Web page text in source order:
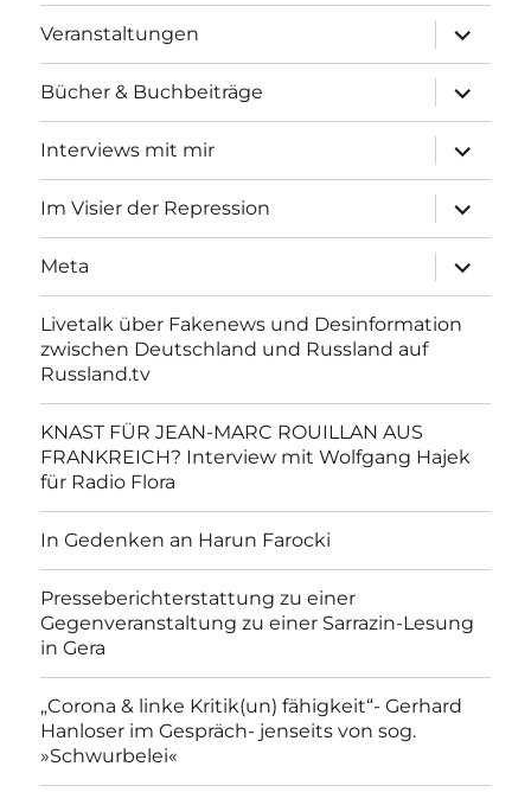
Veranstaltungen
anzeigen
Bücher & Buchbeiträge
anzeigen
Interviews mit mir
anzeigen
Im Visier der Repression
anzeigen
Meta
anzeigen
Livetalk über Fakenews und Desinformation
zwischen Deutschland und Russland auf
Russland.tv
KNAST FÜR JEAN-MARC ROUILLAN AUS
FRANKREICH? Interview mit Wolfgang Hajek
für Radio Flora
In Gedenken an Harun Farocki
Presseberichterstattung zu einer
Gegenveranstaltung zu einer Sarrazin-Lesung
in Gera
„Corona & linke Kritik(un) fähigkeit“- Gerhard
Hanloser im Gespräch- jenseits von sog.
»Schwurbelei«